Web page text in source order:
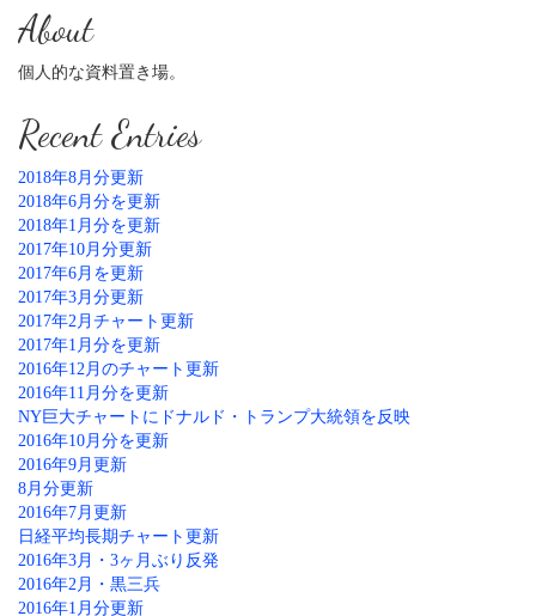
About
個人的な資料置き場。
Recent Entries
2018年8月分更新
2018年6月分を更新
2018年1月分を更新
2017年10月分更新
2017年6月を更新
2017年3月分更新
2017年2月チャート更新
2017年1月分を更新
2016年12月のチャート更新
2016年11月分を更新
NY巨大チャートにドナルド・トランプ大統領を反映
2016年10月分を更新
2016年9月更新
8月分更新
2016年7月更新
日経平均長期チャート更新
2016年3月・3ヶ月ぶり反発
2016年2月・黒三兵
2016年1月分更新